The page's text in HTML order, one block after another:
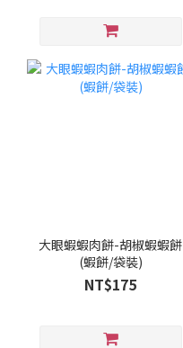
大眼蝦蝦肉餅-胡椒蝦蝦餅
(蝦餅/袋裝)
NT$175